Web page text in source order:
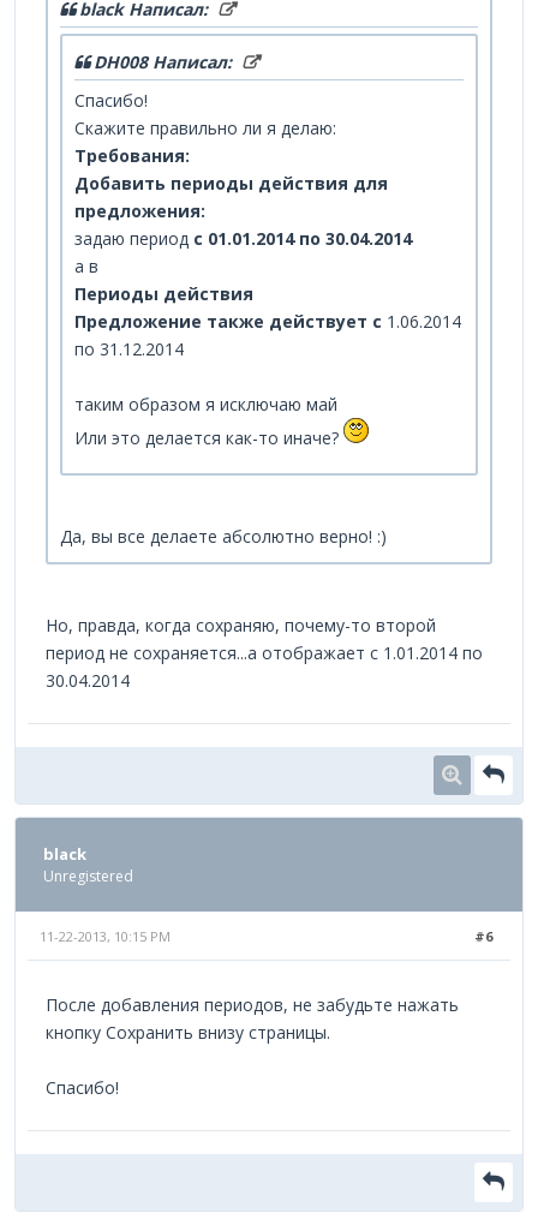
black Написал:
DH008 Написал:
Спасибо!
Скажите правильно ли я делаю:
Требования:
Добавить периоды действия для
предложения:
задаю период с 01.01.2014 по 30.04.2014
а в
Периоды действия
Предложение также действует с 1.06.2014
по 31.12.2014
таким образом я исключаю май
Или это делается как-то иначе?
Да, вы все делаете абсолютно верно! :)
Но, правда, когда сохраняю, почему-то второй
период не сохраняется...а отображает с 1.01.2014 по
30.04.2014
black
Unregistered
#6
11-22-2013, 10:15 PM
После добавления периодов, не забудьте нажать
кнопку Сохранить внизу страницы.
Спасибо!